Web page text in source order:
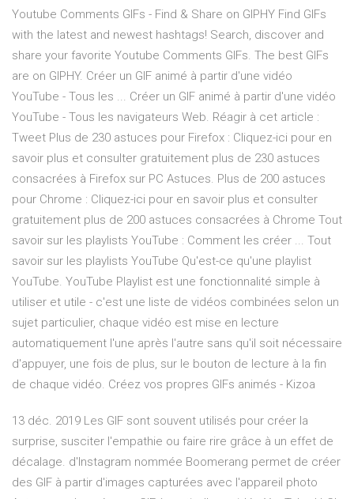
Youtube Comments GIFs - Find & Share on GIPHY Find GIFs
with the latest and newest hashtags! Search, discover and
share your favorite Youtube Comments GIFs. The best GIFs
are on GIPHY. Créer un GIF animé à partir d'une vidéo
YouTube - Tous les ... Créer un GIF animé à partir d'une vidéo
YouTube - Tous les navigateurs Web. Réagir à cet article :
Tweet Plus de 230 astuces pour Firefox : Cliquez-ici pour en
savoir plus et consulter gratuitement plus de 230 astuces
consacrées à Firefox sur PC Astuces. Plus de 200 astuces
pour Chrome : Cliquez-ici pour en savoir plus et consulter
gratuitement plus de 200 astuces consacrées à Chrome Tout
savoir sur les playlists YouTube : Comment les créer ... Tout
savoir sur les playlists YouTube Qu'est-ce qu'une playlist
YouTube. YouTube Playlist est une fonctionnalité simple à
utiliser et utile - c'est une liste de vidéos combinées selon un
sujet particulier, chaque vidéo est mise en lecture
automatiquement l'une après l'autre sans qu'il soit nécessaire
d'appuyer, une fois de plus, sur le bouton de lecture à la fin
de chaque vidéo. Créez vos propres GIFs animés - Kizoa
13 déc. 2019 Les GIF sont souvent utilisés pour créer la
surprise, susciter l'empathie ou faire rire grâce à un effet de
décalage. d'Instagram nommée Boomerang permet de créer
des GIF à partir d'images capturées avec l'appareil photo